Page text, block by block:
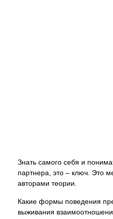
Знать самого себя и
партнера, это – ключ. Это
авторами теории.
Какие формы поведения
выживания